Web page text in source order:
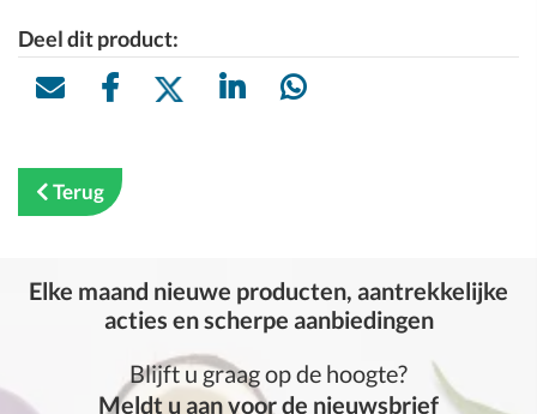
Deel dit product:
Terug
Elke maand nieuwe producten, aantrekkelijke
acties en scherpe aanbiedingen
Blijft u graag op de hoogte?
Meldt u aan voor de nieuwsbrief